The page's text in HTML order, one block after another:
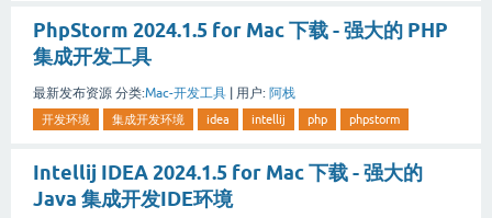
PhpStorm 2024.1.5 for Mac 下载 - 强大的 PHP
集成开发工具
最新发布资源 分类:Mac-开发工具 | 用户: 阿栈
开发环境 集成开发环境 idea intellij php phpstorm
Intellij IDEA 2024.1.5 for Mac 下载 - 强大的
Java 集成开发IDE环境